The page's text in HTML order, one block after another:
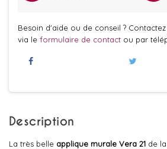
Besoin d'aide ou de conseil ?
via le formulaire de contact ou par
Description
La très belle applique murale Vera 21 de